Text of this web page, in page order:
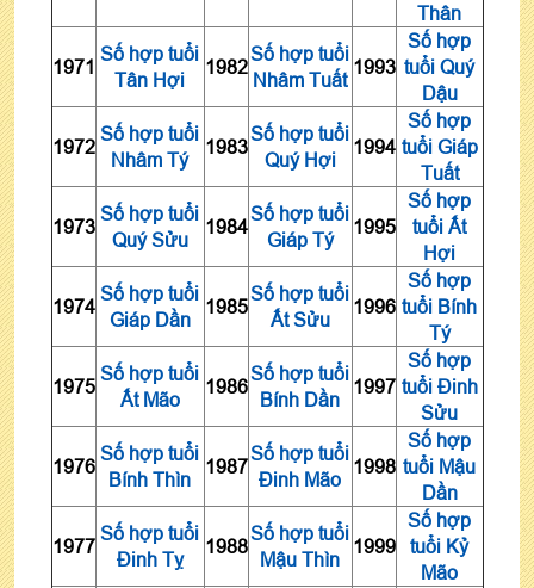
Thân
1971
Số hợp tuổi
Tân Hợi
1982
Số hợp tuổi
Nhâm Tuất
1993
Số hợp
tuổi Quý
Dậu
1972
Số hợp tuổi
Nhâm Tý
1983
Số hợp tuổi
Quý Hợi
1994
Số hợp
tuổi Giáp
Tuất
1973
Số hợp tuổi
Quý Sửu
1984
Số hợp tuổi
Giáp Tý
1995
Số hợp
tuổi Ất
Hợi
1974
Số hợp tuổi
Giáp Dần
1985
Số hợp tuổi
Ất Sửu
1996
Số hợp
tuổi Bính
Tý
1975
Số hợp tuổi
Ất Mão
1986
Số hợp tuổi
Bính Dần
1997
Số hợp
tuổi Đinh
Sửu
1976
Số hợp tuổi
Bính Thìn
1987
Số hợp tuổi
Đinh Mão
1998
Số hợp
tuổi Mậu
Dần
1977
Số hợp tuổi
Đinh Tỵ
1988
Số hợp tuổi
Mậu Thìn
1999
Số hợp
tuổi Kỷ
Mão